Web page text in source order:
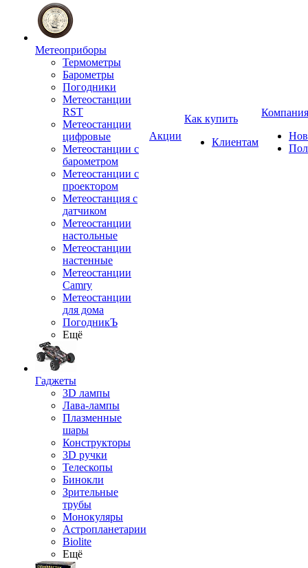
Метеоприборы
Термометры
Барометры
Погодники
Метеостанции
RST
Метеостанции
цифровые
Метеостанции с
барометром
Метеостанции с
проектором
Метеостанция с
датчиком
Метеостанции
настольные
Метеостанции
настенные
Метеостанции
Camry
Метеостанции
для дома
ПогодникЪ
Ещё
Гаджеты
3D лампы
Лава-лампы
Плазменные
шары
Конструкторы
3D ручки
Телескопы
Бинокли
Зрительные
трубы
Монокуляры
Астропланетарии
Biolite
Ещё
Акции
Как купить
Клиентам
Компания